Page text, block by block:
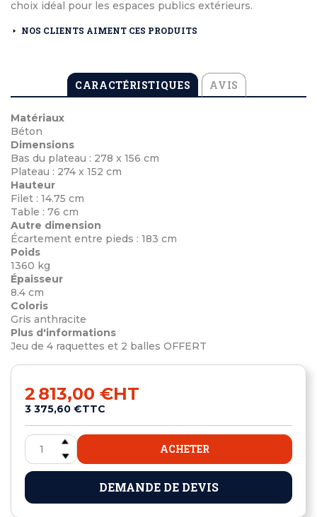
choix idéal pour les espaces publics extérieurs.
NOS CLIENTS AIMENT CES PRODUITS
CARACTÉRISTIQUES AVIS
Matériaux
Béton
Dimensions
Bas du plateau : 278 x 156 cm
Plateau : 274 x 152 cm
Hauteur
Filet : 14.75 cm
Table : 76 cm
Autre dimension
Écartement entre pieds : 183 cm
Poids
1360 kg
Épaisseur
8.4 cm
Coloris
Gris anthracite
Plus d'informations
Jeu de 4 raquettes et 2 balles OFFERT
2 813,00 €HT
3 375,60 €TTC
ACHETER
DEMANDE DE DEVIS